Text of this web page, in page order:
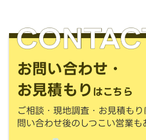
お問い合わせ・
お見積もり はこちら
ご相談・現地調査・お見積もり
問い合わせ後のしつこい営業も